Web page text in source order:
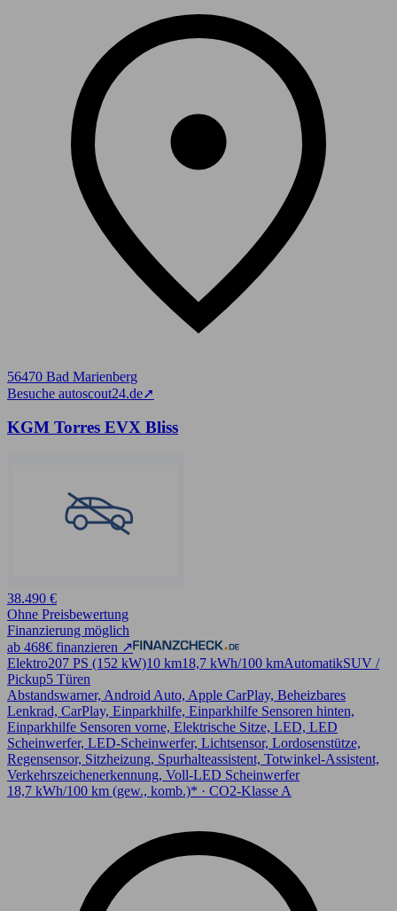
56470 Bad Marienberg
Besuche autoscout24.de➚
KGM Torres EVX Bliss
38.490 €
Ohne Preisbewertung
Finanzierung möglich
ab 468€ finanzieren ↗
Elektro207 PS (152 kW)10 km18,7 kWh/100 kmAutomatikSUV /
Pickup5 Türen
Abstandswarner, Android Auto, Apple CarPlay, Beheizbares
Lenkrad, CarPlay, Einparkhilfe, Einparkhilfe Sensoren hinten,
Einparkhilfe Sensoren vorne, Elektrische Sitze, LED, LED
Scheinwerfer, LED-Scheinwerfer, Lichtsensor, Lordosenstütze,
Regensensor, Sitzheizung, Spurhalteassistent, Totwinkel-Assistent,
Verkehrszeichenerkennung, Voll-LED Scheinwerfer
18,7 kWh/100 km (gew., komb.)* · CO2-Klasse A